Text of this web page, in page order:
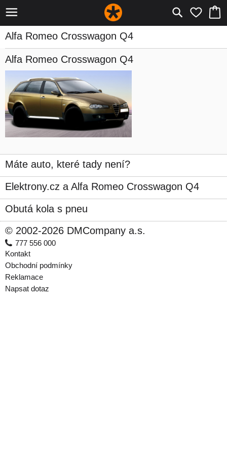
Alfa Romeo Crosswagon Q4
Alfa Romeo Crosswagon Q4
Máte auto, které tady není?
Elektrony.cz a Alfa Romeo Crosswagon Q4
Obutá kola s pneu
© 2002-2026 DMCompany a.s.
777 556 000
Kontakt
Obchodní podmínky
Reklamace
Napsat dotaz